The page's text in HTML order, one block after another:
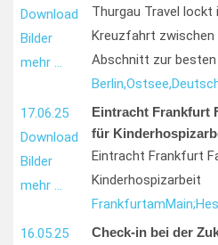
Download
Bilder
mehr …
Thurgau Travel lockt
Kreuzfahrt zwischen
Abschnitt zur
Berlin,Ostsee,
17.06.25
Download
Bilder
mehr …
Eintracht Frankfurt
für
Eintracht Frankfurt
Kinderhospizarbeit
FrankfurtamMain;
16.05.25
Check-in bei der